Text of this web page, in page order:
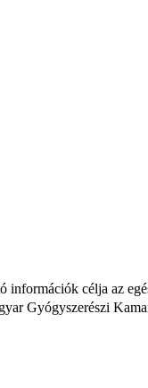
információk célja az
Gyógyszerészi